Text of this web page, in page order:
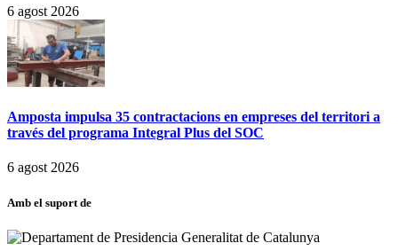
6 agost 2026
Amposta impulsa 35 contractacions en empreses del territori a
través del programa Integral Plus del SOC
6 agost 2026
Amb el suport de